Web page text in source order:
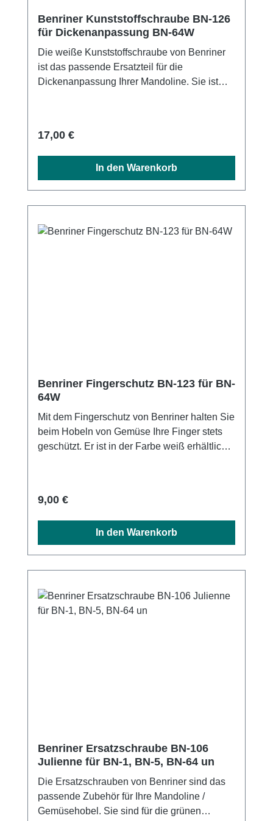
Benriner Kunststoffschraube BN-126
für Dickenanpassung BN-64W
Die weiße Kunststoffschraube von Benriner
ist das passende Ersatzteil für die
Dickenanpassung Ihrer Mandoline. Sie ist
Dickanpassung für BN-64W Benriner BN-127
Kunststoffschraube für Dickanpassung für
Regulärer Preis:
17,00 €
In den Warenkorb
Benriner Fingerschutz BN-123 für BN-
64W
Mit dem Fingerschutz von Benriner halten Sie
beim Hobeln von Gemüse Ihre Finger stets
geschützt. Er ist in der Farbe weiß erhältlich
Fingerschutz für BN-64/W Benriner BN-124
Fingerschutz für BN-95/W Benriner BN-125
Fingerschutz für BN-120/W Material:BPA-
Regulärer Preis:
9,00 €
In den Warenkorb
Benriner Ersatzschraube BN-106
Julienne für BN-1, BN-5, BN-64 un
Die Ersatzschrauben von Benriner sind das
passende Zubehör für Ihre Mandoline /
Gemüsehobel. Sie sind für die grünen